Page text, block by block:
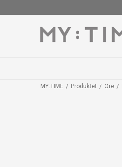
MY:TIME Produktet Orë